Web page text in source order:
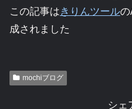
この記事はきりんツール
成されました
mochiブログ
シェ